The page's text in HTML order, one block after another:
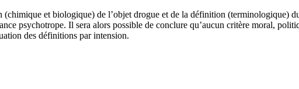
(chimique et biologique) de l’objet drogue et de la définition (terminologique)
psychotrope. Il sera alors possible de conclure qu’aucun critère moral,
des définitions par intension.